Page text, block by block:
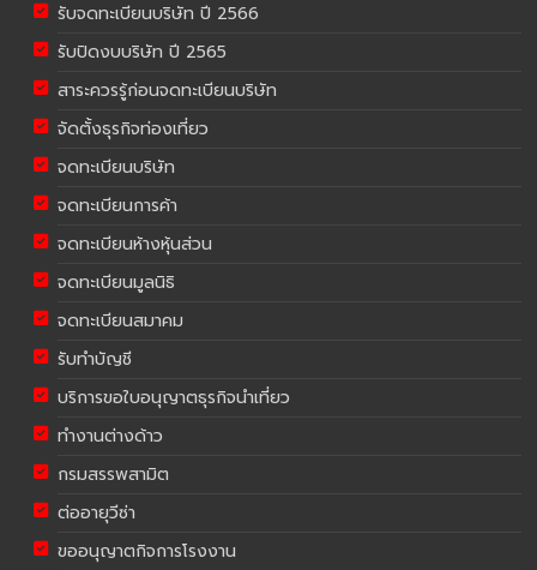
รับจดทะเบียนบริษัท ปี 2566
รับปิดงบบริษัท ปี 2565
สาระควรรู้ก่อนจดทะเบียนบริษัท
จัดตั้งธุรกิจท่องเที่ยว
จดทะเบียนบริษัท
จดทะเบียนการค้า
จดทะเบียนห้างหุ้นส่วน
จดทะเบียนมูลนิธิ
จดทะเบียนสมาคม
รับทำบัญชี
บริการขอใบอนุญาตธุรกิจนำเที่ยว
ทำงานต่างด้าว
กรมสรรพสามิต
ต่ออายุวีซ่า
ขออนุญาตกิจการโรงงาน